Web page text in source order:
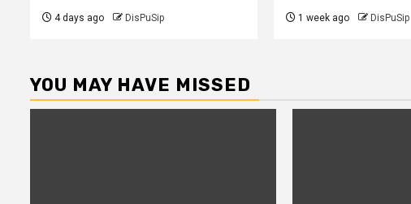
4 days ago DisPuSip 1 week ago DisPuSip
YOU MAY HAVE MISSED